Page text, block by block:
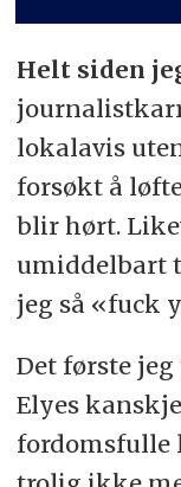
Helt siden
lokalavis
forsøkt å
blir hørt.
umiddelbart
jeg så «fuck
Det første
Elyes
fordomsfulle